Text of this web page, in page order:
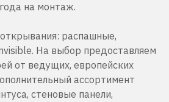
на монтаж.
распашные,
На выбор предоставляем
от ведущих, европейских
ассортимент
стеновые панели,